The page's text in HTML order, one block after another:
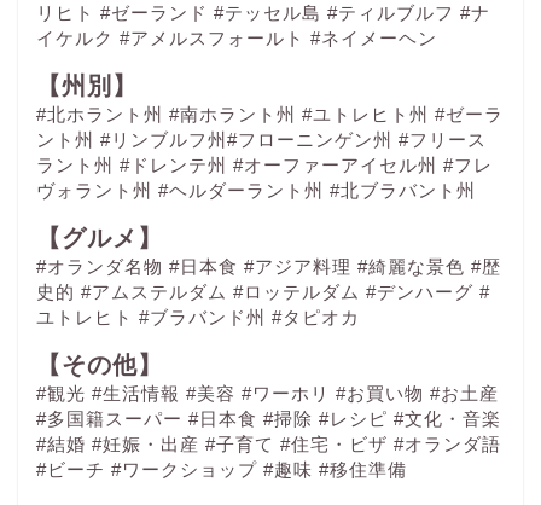
リヒト #ゼーランド #テッセル島 #ティルブルフ #ナ
イケルク #アメルスフォールト #ネイメーヘン
【州別】
#北ホラント州 #南ホラント州 #ユトレヒト州 #ゼーラ
ント州 #リンブルフ州#フローニンゲン州 #フリース
ラント州 #ドレンテ州 #オーファーアイセル州 #フレ
ヴォラント州 #ヘルダーラント州 #北ブラバント州
【グルメ】
#オランダ名物 #日本食 #アジア料理 #綺麗な景色 #歴
史的 #アムステルダム #ロッテルダム #デンハーグ #
ユトレヒト #ブラバンド州 #タピオカ
【その他】
#観光 #生活情報 #美容 #ワーホリ #お買い物 #お土産
#多国籍スーパー #日本食 #掃除 #レシピ #文化・音楽
#結婚 #妊娠・出産 #子育て #住宅・ビザ #オランダ語
#ビーチ #ワークショップ #趣味 #移住準備